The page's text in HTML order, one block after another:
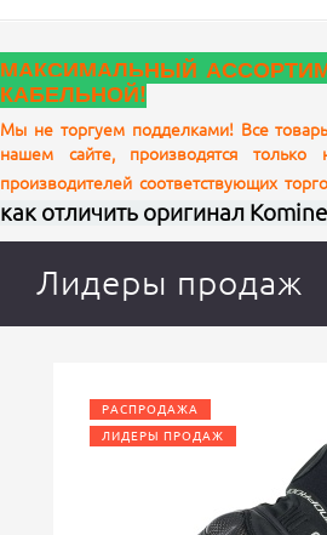
Цвет
Характеристики
Цвет Ваш
МАКСИМАЛЬНЫЙ
КАБЕЛЬНОЙ!
Мы не торгуем подделками! Все
нашем сайте, производятся только
производителей соответствующих
как отличить оригинал
Лидеры продаж
РАСПРОДАЖА
ЛИДЕРЫ ПРОДАЖ